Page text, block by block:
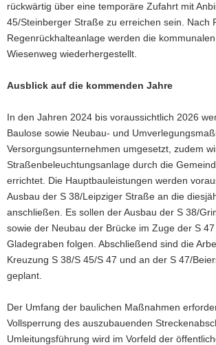
rückwärtig über eine temporäre Zufahrt mit
45/Steinberger Straße zu erreichen sein. Nach
Regenrückhalteanlage werden die
Wiesenweg wiederhergestellt.
Ausblick auf die kommenden Jahre
In den Jahren 2024 bis voraussichtlich 2026
Baulose sowie Neubau- und
Versorgungsunternehmen umgesetzt, zudem
Straßenbeleuchtungsanlage durch die
errichtet. Die Hauptbauleistungen werden
Ausbau der S 38/Leipziger Straße an die
anschließen. Es sollen der Ausbau der S 38/
sowie der Neubau der Brücke im Zuge der S
Gladegraben folgen. Abschließend sind die
Kreuzung S 38/S 45/S 47 und an der S 47/
geplant.
Der Umfang der baulichen Maßnahmen
Vollsperrung des auszubauenden
Umleitungsführung wird im Vorfeld der